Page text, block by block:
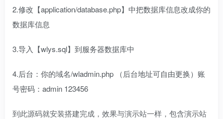
2.修改【application/database.php】中把数据库信息改成你的
数据库信息
3.导入【wlys.sql】到服务器数据库中
4.后台：你的域名/wladmin.php （后台地址可自由更换）账
号密码：admin 123456
到此源码就安装搭建完成，效果与演示站一样，包含演示站